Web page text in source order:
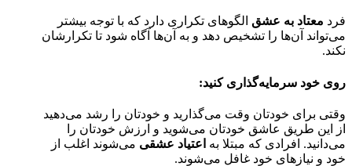
فرد معتاد به عشق الگوهای تکراری دارد که با توجه بیشتر
می‌تواند آن‌ها را تشخیص دهد و به آن‌ها آگاه شود تا تکرارشان
نکند.
روی خود سرمایه‌گذاری کنید:
وقتی برای خودتان وقت می‌گذارید و خودتان را رشد می‌دهید
از این طریق عاشق خودتان می‌شوید و ارزش خودتان را
می‌دانید. افرادی که مبتلا به اعتیاد عشقی می‌شوند اغلب از
خود و نیازهای خود غافل می‌شوند.